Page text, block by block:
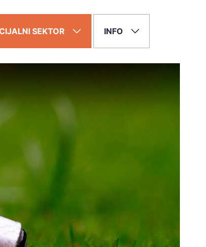
SEKTOR INFO